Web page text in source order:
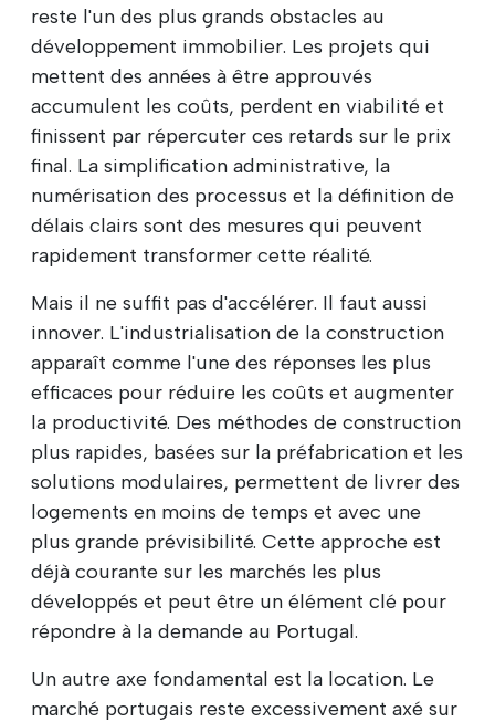
reste l'un des plus grands obstacles au
développement immobilier. Les projets qui
mettent des années à être approuvés
accumulent les coûts, perdent en viabilité et
finissent par répercuter ces retards sur le prix
final. La simplification administrative, la
numérisation des processus et la définition de
délais clairs sont des mesures qui peuvent
rapidement transformer cette réalité.
Mais il ne suffit pas d'accélérer. Il faut aussi
innover. L'industrialisation de la construction
apparaît comme l'une des réponses les plus
efficaces pour réduire les coûts et augmenter
la productivité. Des méthodes de construction
plus rapides, basées sur la préfabrication et les
solutions modulaires, permettent de livrer des
logements en moins de temps et avec une
plus grande prévisibilité. Cette approche est
déjà courante sur les marchés les plus
développés et peut être un élément clé pour
répondre à la demande au Portugal.
Un autre axe fondamental est la location. Le
marché portugais reste excessivement axé sur